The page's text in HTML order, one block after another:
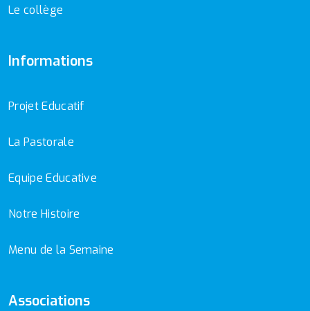
Le collège
Informations
Projet Educatif
La Pastorale
Equipe Educative
Notre Histoire
Menu de la Semaine
Associations